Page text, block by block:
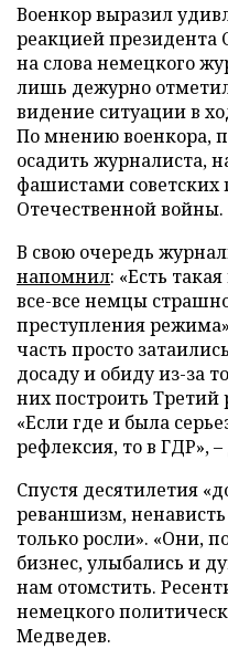
Военкор выразил
реакцией президента
на слова немецкого
лишь дежурно
видение ситуации в
По мнению военкора,
осадить журналиста,
фашистами советских
Отечественной войны.
В свою очередь
напомнил: «Есть
все-все немцы
преступления
часть просто
досаду и обиду из-за
них построить Третий
«Если где и была
рефлексия, то в ГДР»,
Спустя десятилетия
реваншизм,
только росли». «Они,
бизнес, улыбались и
нам отомстить.
немецкого
Медведев.